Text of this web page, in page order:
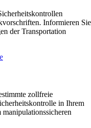
Informieren Sie
der Transportation
Öffnet
in
einem
neuen
Fenster,
zollfreie
in Ihrem